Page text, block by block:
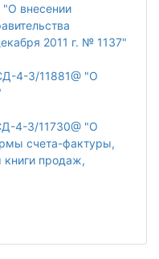
внесении
2011 г. № 1137"
4-3/11881@ "О
4-3/11730@ "О
счета-фактуры,
продаж,